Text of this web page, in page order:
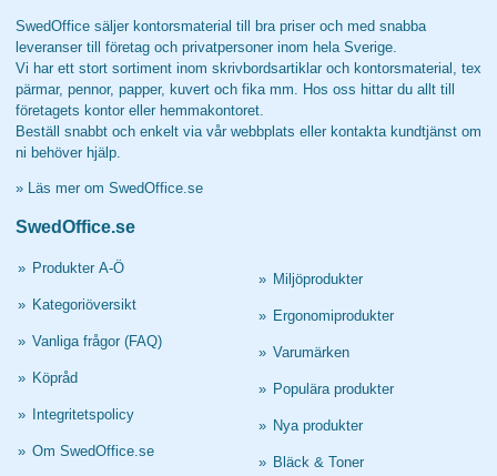
SwedOffice säljer kontorsmaterial till bra priser och med snabba
leveranser till företag och privatpersoner inom hela Sverige.
Vi har ett stort sortiment inom skrivbordsartiklar och kontorsmaterial, tex
pärmar, pennor, papper, kuvert och fika mm. Hos oss hittar du allt till
företagets kontor eller hemmakontoret.
Beställ snabbt och enkelt via vår webbplats eller kontakta kundtjänst om
ni behöver hjälp.
» Läs mer om SwedOffice.se
SwedOffice.se
» Produkter A-Ö
» Kategoriöversikt
» Vanliga frågor (FAQ)
» Köpråd
» Integritetspolicy
» Om SwedOffice.se
» Miljöprodukter
» Ergonomiprodukter
» Varumärken
» Populära produkter
» Nya produkter
» Bläck & Toner